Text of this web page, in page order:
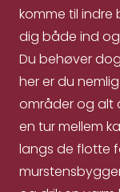
komme til indre
dig både ind
Du behøver
her er du
områder og alt
en tur mellem
langs de flotte